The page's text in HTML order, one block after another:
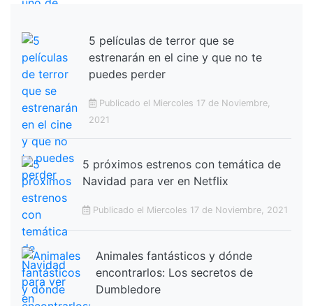
5 películas de terror que se
estrenarán en el cine y que no te
puedes perder
Publicado el Miercoles 17 de Noviembre,
2021
5 próximos estrenos con temática de
Navidad para ver en Netflix
Publicado el Miercoles 17 de Noviembre, 2021
Animales fantásticos y dónde
encontrarlos: Los secretos de
Dumbledore